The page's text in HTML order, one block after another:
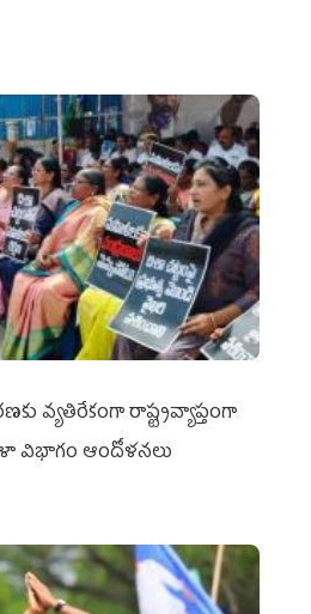
వ్యతిరేకంగా రాష్ట్రవ్యాప్తంగా
ఆందోళనలు